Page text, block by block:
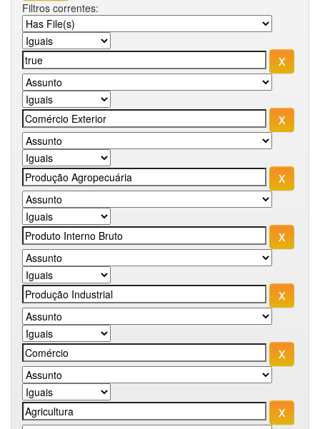
Filtros correntes: